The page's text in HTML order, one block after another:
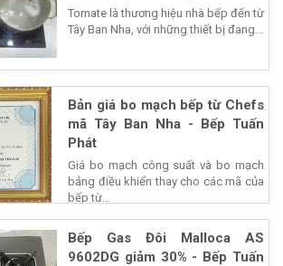
Tomate là thương hiệu nhà bếp đến từ
Tây Ban Nha, với những thiết bị đang...
Bản giá bo mạch bếp từ Chefs
mã Tây Ban Nha - Bếp Tuấn
Phát
Giá bo mạch công suất và bo mạch
bảng điều khiển thay cho các mã của
bếp từ...
Bếp Gas Đôi Malloca AS
9602DG giảm 30% - Bếp Tuấn